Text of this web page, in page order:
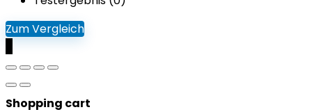
Zum Vergleich
Shopping cart